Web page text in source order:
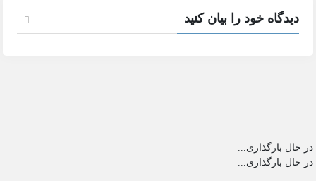
دیدگاه خود را بیان کنید
در حال بارگذاری...
در حال بارگذاری...